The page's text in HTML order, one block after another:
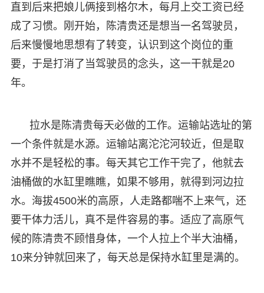
直到后来把娘儿俩接到格尔木，每月上交工资已经
成了习惯。刚开始，陈清贵还是想当一名驾驶员，
后来慢慢地思想有了转变，认识到这个岗位的重
要，于是打消了当驾驶员的念头，这一干就是20
年。
拉水是陈清贵每天必做的工作。运输站选址的第
一个条件就是水源。运输站离沱沱河较近，但是取
水并不是轻松的事。每天其它工作干完了，他就去
油桶做的水缸里瞧瞧，如果不够用，就得到河边拉
水。海拔4500米的高原，人走路都喘不上来气，还
要干体力活儿，真不是件容易的事。适应了高原气
候的陈清贵不顾惜身体，一个人拉上个半大油桶，
10来分钟就回来了，每天总是保持水缸里是满的。